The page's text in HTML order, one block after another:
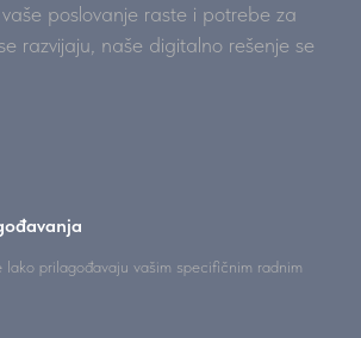
poslovanje raste i potrebe za
razvijaju, naše digitalno rešenje se
lako prilagođavaju vašim specifičnim radnim